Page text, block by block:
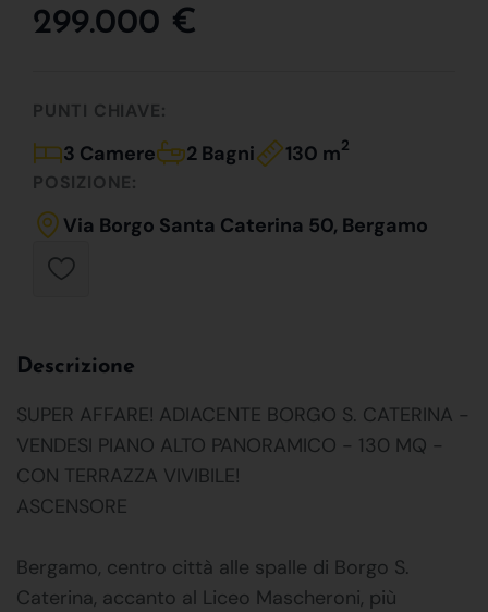
299.000 €
PUNTI CHIAVE:
3 Camere 2 Bagni 130 m2
POSIZIONE:
Via Borgo Santa Caterina 50, Bergamo
Descrizione
SUPER AFFARE! ADIACENTE BORGO S. CATERINA -
VENDESI PIANO ALTO PANORAMICO - 130 MQ -
CON TERRAZZA VIVIBILE!
ASCENSORE
Bergamo, centro città alle spalle di Borgo S.
Caterina, accanto al Liceo Mascheroni, più